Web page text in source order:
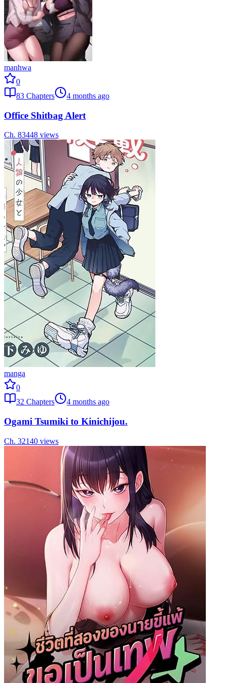
manhwa
0
83 Chapters 4 months ago
Office Shitbag Alert
Ch. 83448 views
manga
0
32 Chapters 4 months ago
Ogami Tsumiki to Kinichijou.
Ch. 32140 views